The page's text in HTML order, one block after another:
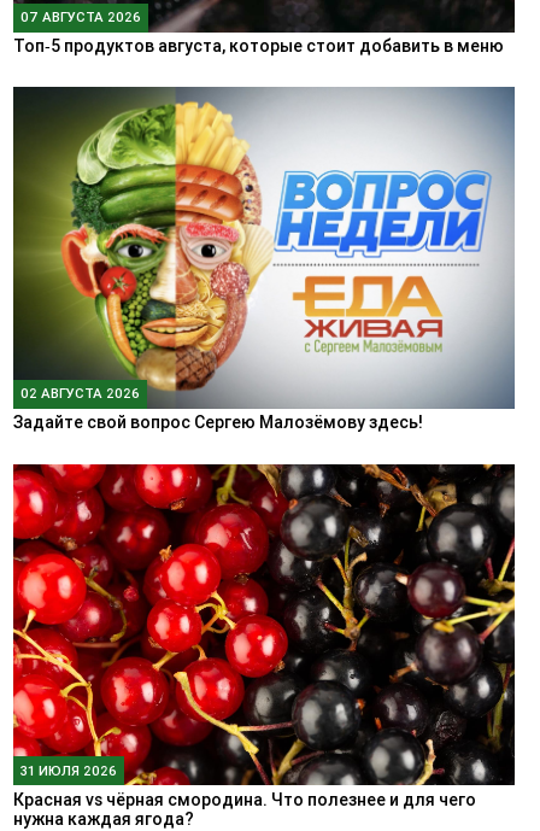
07 АВГУСТА 2026
Топ‑5 продуктов августа, которые стоит добавить в меню
02 АВГУСТА 2026
Задайте свой вопрос Сергею Малозёмову здесь!
31 ИЮЛЯ 2026
Красная vs чёрная смородина. Что полезнее и для чего
нужна каждая ягода?